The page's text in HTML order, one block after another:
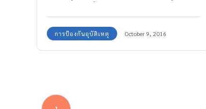
เกิดเหตุการณ์เช่นนี้ขึ้น
การป้องกันอุบัติเหตุ October 9, 2016